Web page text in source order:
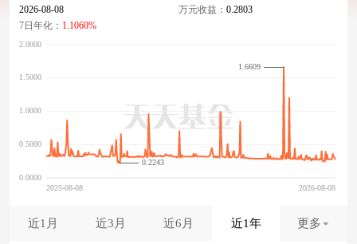
2026-08-08 万元收益： 0.2803
7日年化： 1.1060%
0.2243
1.6609
近1月 近3月 近6月 近1年 更多